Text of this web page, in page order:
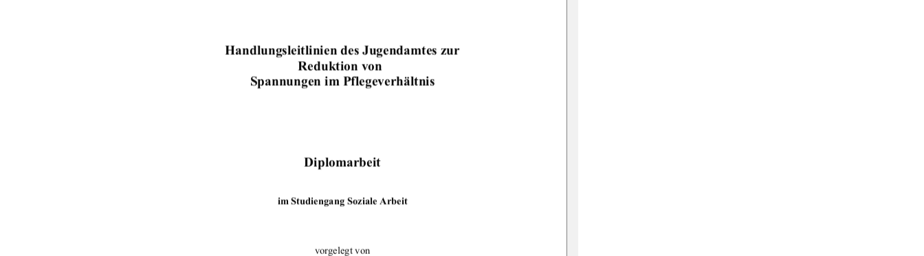
Handlungsleitlinien des Jugendamtes zur
Reduktion von
Spannungen im Pflegeverhältnis
Diplomarbeit
im Studiengang Soziale Arbeit
vorgelegt von